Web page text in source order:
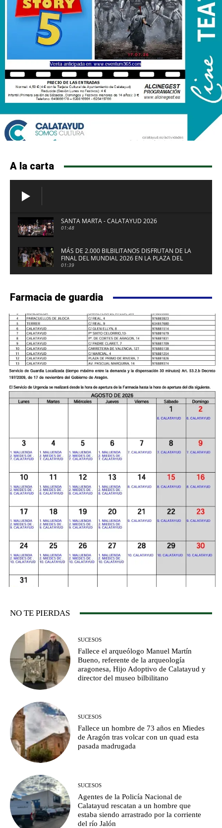
A la carta
SANTA MARTA - CALATAYUD 2026
01:48
MÁS DE 2.000 BILBILITANOS DISFRUTAN DE LA
FINAL DEL MUNDIAL 2026 EN LA PLAZA DEL
FUERTE DE CALATAYUD
01:39
Farmacia de guardia
NO TE PIERDAS
SUCESOS
Fallece el arqueólogo Manuel Martín
Bueno, referente de la arqueología
aragonesa, Hijo Adoptivo de Calatayud y
director del museo bilbilitano
SUCESOS
Fallece un hombre de 73 años en Miedes
de Aragón tras volcar con un quad esta
pasada madrugada
SUCESOS
Agentes de la Policía Nacional de
Calatayud rescatan a un hombre que
estaba siendo arrastrado por la corriente
del río Jalón